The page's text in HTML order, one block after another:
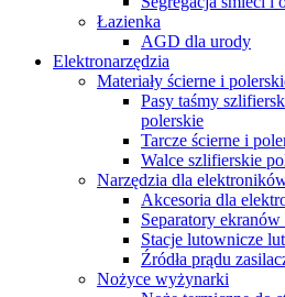
Łazienka
AGD dla urody
Elektronarzędzia
Materiały ścierne i
Pasy taśmy
polerskie
Tarcze ścierne i
Walce szlifierskie
Narzędzia dla
Akcesoria dla
Separatory
Stacje lutownicze
Źródła prądu
Nożyce wyżynarki